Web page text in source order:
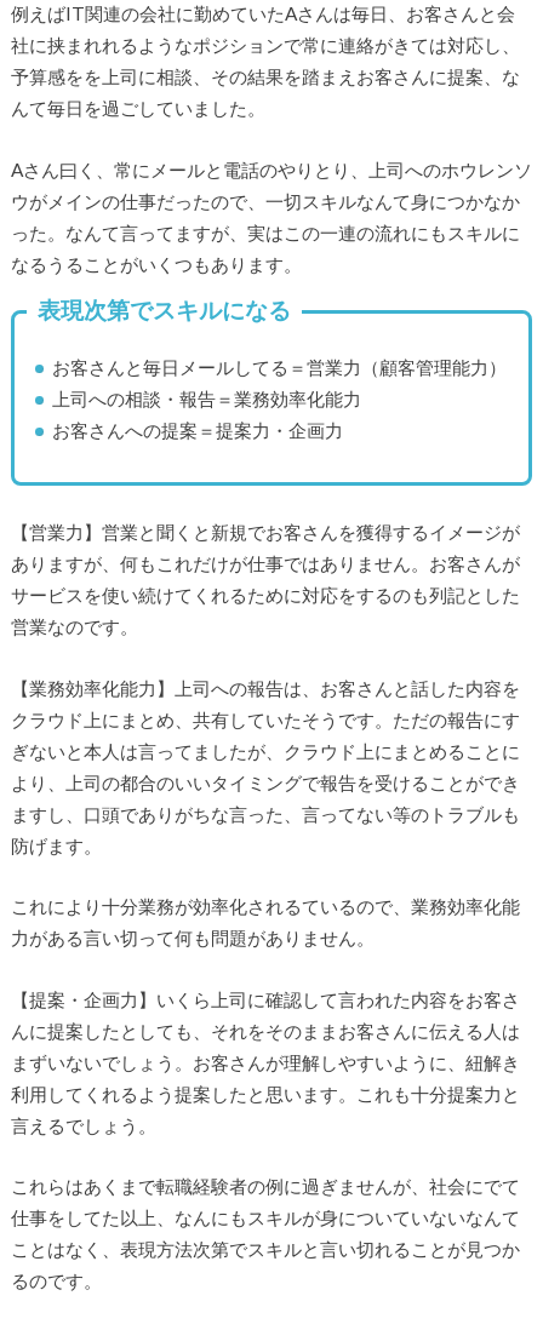
例えばIT関連の会社に勤めていたAさんは毎日、お客さんと会
社に挟まれれるようなポジションで常に連絡がきては対応し、
予算感をを上司に相談、その結果を踏まえお客さんに提案、な
んて毎日を過ごしていました。
Aさん曰く、常にメールと電話のやりとり、上司へのホウレンソ
ウがメインの仕事だったので、一切スキルなんて身につかなか
った。なんて言ってますが、実はこの一連の流れにもスキルに
なるうることがいくつもあります。
表現次第でスキルになる
お客さんと毎日メールしてる＝営業力（顧客管理能力）
上司への相談・報告＝業務効率化能力
お客さんへの提案＝提案力・企画力
【営業力】営業と聞くと新規でお客さんを獲得するイメージが
ありますが、何もこれだけが仕事ではありません。お客さんが
サービスを使い続けてくれるために対応をするのも列記とした
営業なのです。
【業務効率化能力】上司への報告は、お客さんと話した内容を
クラウド上にまとめ、共有していたそうです。ただの報告にす
ぎないと本人は言ってましたが、クラウド上にまとめることに
より、上司の都合のいいタイミングで報告を受けることができ
ますし、口頭でありがちな言った、言ってない等のトラブルも
防げます。
これにより十分業務が効率化されるているので、業務効率化能
力がある言い切って何も問題がありません。
【提案・企画力】いくら上司に確認して言われた内容をお客さ
んに提案したとしても、それをそのままお客さんに伝える人は
まずいないでしょう。お客さんが理解しやすいように、紐解き
利用してくれるよう提案したと思います。これも十分提案力と
言えるでしょう。
これらはあくまで転職経験者の例に過ぎませんが、社会にでて
仕事をしてた以上、なんにもスキルが身についていないなんて
ことはなく、表現方法次第でスキルと言い切れることが見つか
るのです。